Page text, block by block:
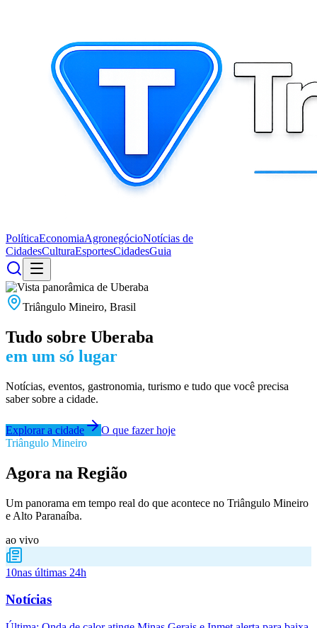
PolíticaEconomiaAgronegócioNotícias de
CidadesCulturaEsportesCidadesGuia
Triângulo Mineiro, Brasil
Tudo sobre Uberaba
em um só lugar
Notícias, eventos, gastronomia, turismo e tudo que você precisa
saber sobre a cidade.
Explorar a cidade
O que fazer hoje
Triângulo Mineiro
Agora na Região
Um panorama em tempo real do que acontece no Triângulo Mineiro
e Alto Paranaíba.
ao vivo
10nas últimas 24h
Notícias